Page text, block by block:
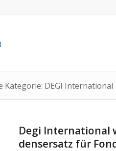
Kategorie: DEGI International
Degi Inter­na­tio­nal
dens­er­satz für